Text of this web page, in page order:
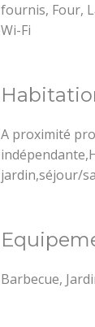
fournis, Four,
Wi-Fi
A proximité
jardin,séjour/
Barbecue,